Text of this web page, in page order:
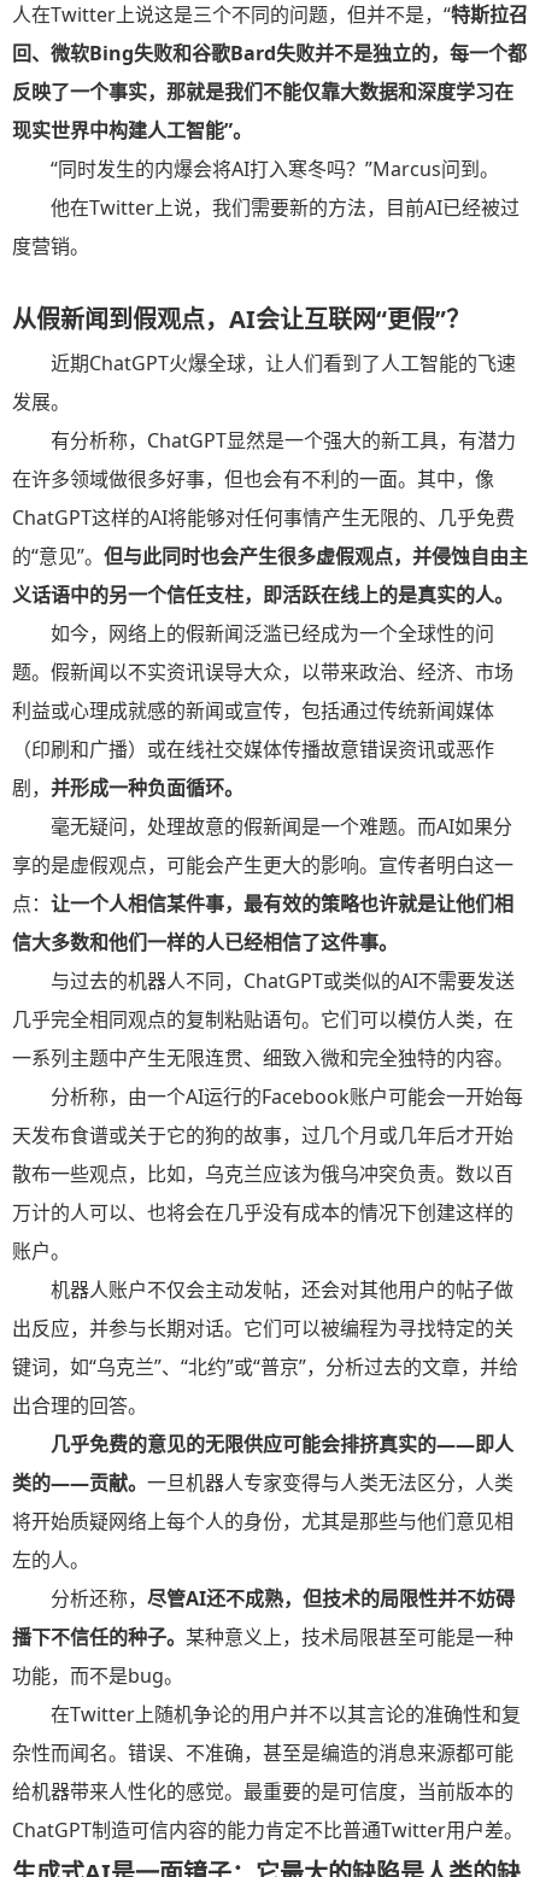
人在Twitter上说这是三个不同的问题，但并不是，“特斯拉召
回、微软Bing失败和谷歌Bard失败并不是独立的，每一个都
反映了一个事实，那就是我们不能仅靠大数据和深度学习在
现实世界中构建人工智能”。
“同时发生的内爆会将AI打入寒冬吗？”Marcus问到。
他在Twitter上说，我们需要新的方法，目前AI已经被过
度营销。
从假新闻到假观点，AI会让互联网“更假”？
近期ChatGPT火爆全球，让人们看到了人工智能的飞速
发展。
有分析称，ChatGPT显然是一个强大的新工具，有潜力
在许多领域做很多好事，但也会有不利的一面。其中，像
ChatGPT这样的AI将能够对任何事情产生无限的、几乎免费
的“意见”。 但与此同时也会产生很多虚假观点，并侵蚀自由主
义话语中的另一个信任支柱，即活跃在线上的是真实的人。
如今，网络上的假新闻泛滥已经成为一个全球性的问
题。假新闻以不实资讯误导大众，以带来政治、经济、市场
利益或心理成就感的新闻或宣传，包括通过传统新闻媒体
（印刷和广播）或在线社交媒体传播故意错误资讯或恶作
剧， 并形成一种负面循环。
毫无疑问，处理故意的假新闻是一个难题。而AI如果分
享的是虚假观点，可能会产生更大的影响。宣传者明白这一
点： 让一个人相信某件事，最有效的策略也许就是让他们相
信大多数和他们一样的人已经相信了这件事。
与过去的机器人不同，ChatGPT或类似的AI不需要发送
几乎完全相同观点的复制粘贴语句。它们可以模仿人类，在
一系列主题中产生无限连贯、细致入微和完全独特的内容。
分析称，由一个AI运行的Facebook账户可能会一开始每
天发布食谱或关于它的狗的故事，过几个月或几年后才开始
散布一些观点，比如，乌克兰应该为俄乌冲突负责。数以百
万计的人可以、也将会在几乎没有成本的情况下创建这样的
账户。
机器人账户不仅会主动发帖，还会对其他用户的帖子做
出反应，并参与长期对话。它们可以被编程为寻找特定的关
键词，如“乌克兰”、“北约”或“普京”，分析过去的文章，并给
出合理的回答。
几乎免费的意见的无限供应可能会排挤真实的——即人
类的——贡献。 一旦机器人专家变得与人类无法区分，人类
将开始质疑网络上每个人的身份，尤其是那些与他们意见相
左的人。
分析还称， 尽管AI还不成熟，但技术的局限性并不妨碍
播下不信任的种子。 某种意义上，技术局限甚至可能是一种
功能，而不是bug。
在Twitter上随机争论的用户并不以其言论的准确性和复
杂性而闻名。错误、不准确，甚至是编造的消息来源都可能
给机器带来人性化的感觉。最重要的是可信度，当前版本的
ChatGPT制造可信内容的能力肯定不比普通Twitter用户差。